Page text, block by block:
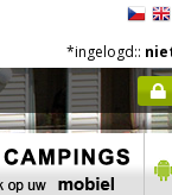
*ingelogd::